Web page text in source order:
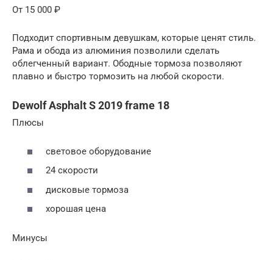
От 15 000 ₽
Подходит спортивным девушкам, которые ценят стиль.
Рама и обода из алюминия позволили сделать
облегченный вариант. Ободные тормоза позволяют
плавно и быстро тормозить на любой скорости.
Dewolf Asphalt S 2019 frame 18
Плюсы
световое оборудование
24 скорости
дисковые тормоза
хорошая цена
Минусы